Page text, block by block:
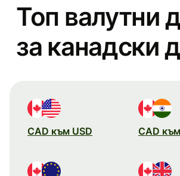
Топ валутни
за канадски
CAD към USD CAD